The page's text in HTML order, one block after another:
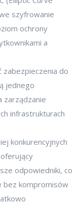
szyfrowanie
ochrony
a
zabezpieczenia do
jednego
zarządzanie
infrastrukturach
konkurencyjnych
odpowiedniki, co
bez kompromisów